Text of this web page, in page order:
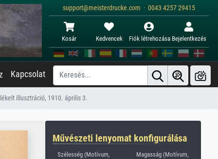
support@meisterdrucke.com · 0043 4257 29415
Kosár Kedvencek Fiók létrehozása Bejelentkezés
Kapcsolat
illusztráció, 1910. április 3.
Művészeti lenyomat konfigurálása
Szélesség (Motívum,
Magasság (Motívum,